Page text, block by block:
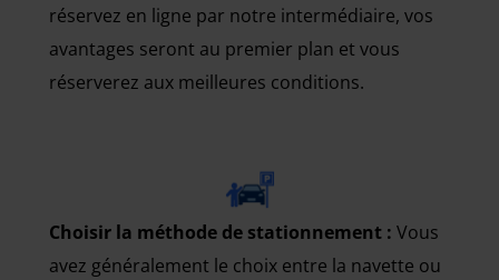
réservez en ligne par notre intermédiaire, vos
avantages seront au premier plan et vous
réserverez aux meilleures conditions.
Choisir la méthode de stationnement : Vous
avez généralement le choix entre la navette ou